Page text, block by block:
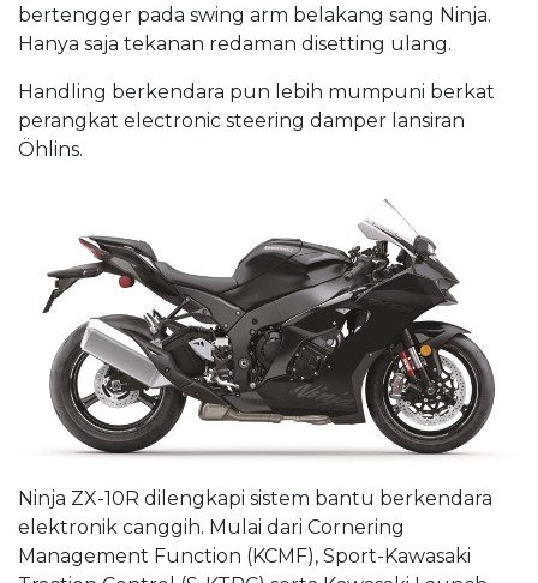
bertengger pada swing arm belakang sang Ninja.
Hanya saja tekanan redaman disetting ulang.
Handling berkendara pun lebih mumpuni berkat
perangkat electronic steering damper lansiran
Öhlins.
Ninja ZX-10R dilengkapi sistem bantu berkendara
elektronik canggih. Mulai dari Cornering
Management Function (KCMF), Sport-Kawasaki